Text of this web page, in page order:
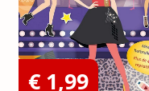
€ 1,99